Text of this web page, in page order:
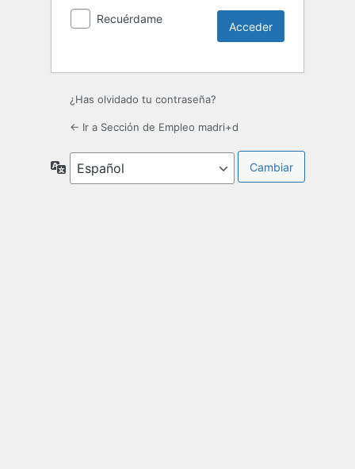
Recuérdame
¿Has olvidado tu contraseña?
← Ir a Sección de Empleo madri+d
Idioma